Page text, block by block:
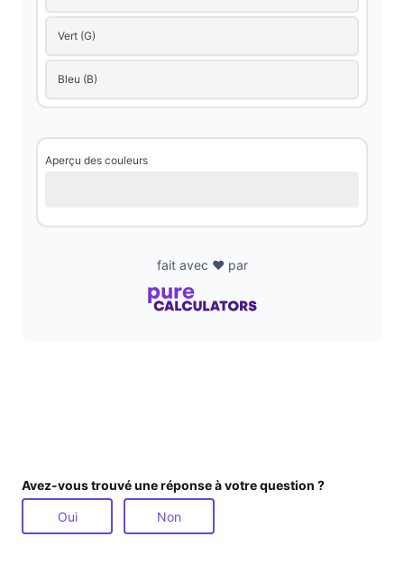
Vert (G)
Bleu (B)
Aperçu des couleurs
fait avec ❤️ par
Avez-vous trouvé une réponse à votre question ?
Oui Non